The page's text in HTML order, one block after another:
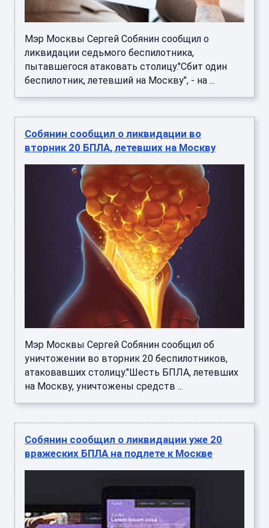
Мэр Москвы Сергей Собянин сообщил о
ликвидации седьмого беспилотника,
пытавшегося атаковать столицу."Сбит один
беспилотник, летевший на Москву", - на ...
Собянин сообщил о ликвидации во
вторник 20 БПЛА, летевших на Москву
Мэр Москвы Сергей Собянин сообщил об
уничтожении во вторник 20 беспилотников,
атаковавших столицу."Шесть БПЛА, летевших
на Москву, уничтожены средств ...
Собянин сообщил о ликвидации уже 20
вражеских БПЛА на подлете к Москве